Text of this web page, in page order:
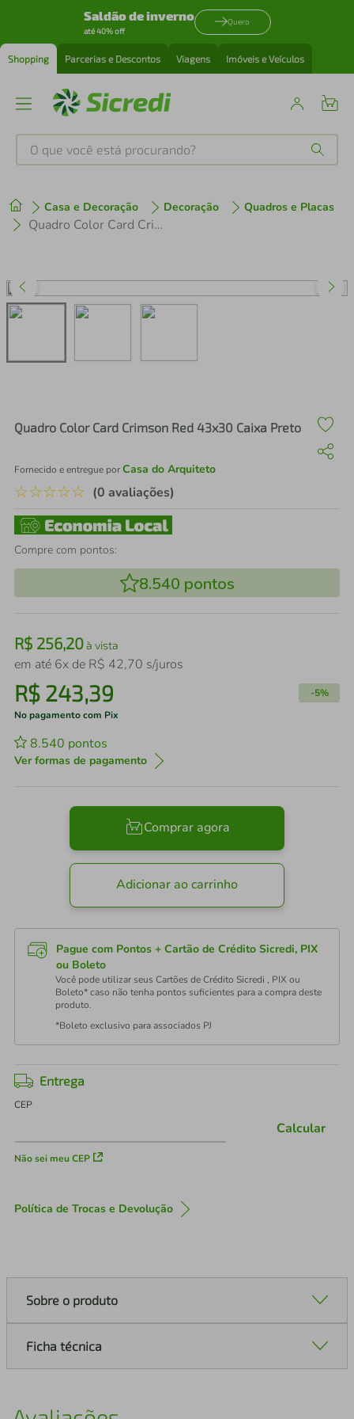
Saldão de inverno
até 40% off
Quero
Shopping Parcerias e Descontos Viagens Imóveis e Veículos
O que você está procurando?
Casa e Decoração Decoração Quadros e Placas
Quadro Color Card Crimson Red 43x30 Caixa Preto
Quadro Color Card Crimson Red 43x30 Caixa Preto
Fornecido e entregue porCasa do Arquiteto
☆☆☆☆☆ (0 avaliações)
Compre com pontos:
8.540 pontos
R$ 256,20à vista
em até 6x de R$ 42,70 s/juros
R$ 243,39 -5%
No pagamento com Pix
8.540 pontos
Ver formas de pagamento
Comprar agora
Adicionar ao carrinho
Pague com Pontos + Cartão de Crédito Sicredi, PIX
ou Boleto
Você pode utilizar seus Cartões de Crédito Sicredi , PIX ou
Boleto* caso não tenha pontos suficientes para a compra deste
produto.
*Boleto exclusivo para associados PJ
Entrega
CEP
Não sei meu CEP
Calcular
Política de Trocas e Devolução
Sobre o produto
Ficha técnica
1º tenis
perfume